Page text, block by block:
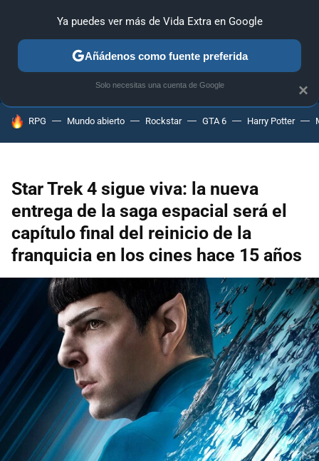
ANÁLISIS GUÍAS Y TRUCOS PC SONY NINTENDO
HOY SE HABLA DE
RPG Mundo abierto Rockstar GTA 6 Harry Potter
Star Trek 4 sigue viva: la nueva
entrega de la saga espacial será el
capítulo final del reinicio de la
franquicia en los cines hace 15 años
×
Ya puedes ver más de Vida Extra en Google
Añádenos como fuente preferida
Solo necesitas una cuenta de Google